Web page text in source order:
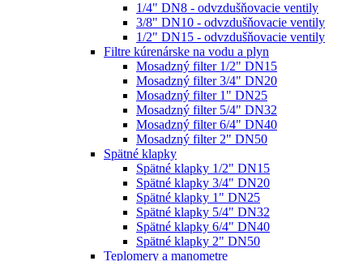
1/4" DN8 - odvzdušňovacie ventily
3/8" DN10 - odvzdušňovacie ventily
1/2" DN15 - odvzdušňovacie ventily
Filtre kúrenárske na vodu a plyn
Mosadzný filter 1/2" DN15
Mosadzný filter 3/4" DN20
Mosadzný filter 1" DN25
Mosadzný filter 5/4" DN32
Mosadzný filter 6/4" DN40
Mosadzný filter 2" DN50
Spätné klapky
Spätné klapky 1/2" DN15
Spätné klapky 3/4" DN20
Spätné klapky 1" DN25
Spätné klapky 5/4" DN32
Spätné klapky 6/4" DN40
Spätné klapky 2" DN50
Teplomery a manometre